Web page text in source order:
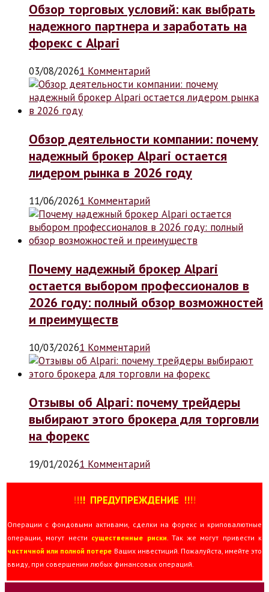
Обзор торговых условий: как выбрать
надежного партнера и заработать на
форекс с Alpari
03/08/20261 Комментарий
Обзор деятельности компании: почему
надежный брокер Alpari остается
лидером рынка в 2026 году
11/06/20261 Комментарий
Почему надежный брокер Alpari
остается выбором профессионалов в
2026 году: полный обзор возможностей
и преимуществ
10/03/20261 Комментарий
Отзывы об Alpari: почему трейдеры
выбирают этого брокера для торговли
на форекс
19/01/20261 Комментарий
!!!! ПРЕДУПРЕЖДЕНИЕ !!!!
Операции с фондовыми активами, сделки на форекс и криповалютные
операции, могут нести существенные риски. Так же могут привести к
частичной или полной потере Ваших инвестиций. Пожалуйста, имейте это
ввиду, при совершении любых финансовых операций.